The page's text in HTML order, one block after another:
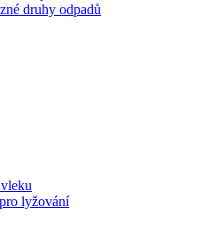
druhy odpadů
lyžování